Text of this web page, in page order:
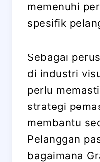
memenuhi
spesifik
Sebagai
di industri
perlu
strategi
membantu
Pelanggan
bagaimana